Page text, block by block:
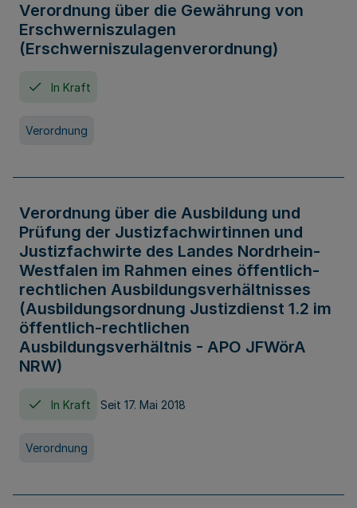
Verordnung über die Gewährung von
Erschwerniszulagen
(Erschwerniszulagenverordnung)
In Kraft
Verordnung
Verordnung über die Ausbildung und
Prüfung der Justizfachwirtinnen und
Justizfachwirte des Landes Nordrhein-
Westfalen im Rahmen eines öffentlich-
rechtlichen Ausbildungsverhältnisses
(Ausbildungsordnung Justizdienst 1.2 im
öffentlich-rechtlichen
Ausbildungsverhältnis - APO JFWörA
NRW)
In Kraft Seit 17. Mai 2018
Verordnung